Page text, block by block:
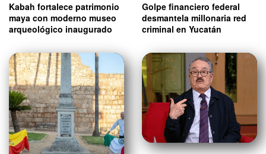
Kabah fortalece patrimonio
maya con moderno museo
arqueológico inaugurado
Golpe financiero federal
desmantela millonaria red
criminal en Yucatán